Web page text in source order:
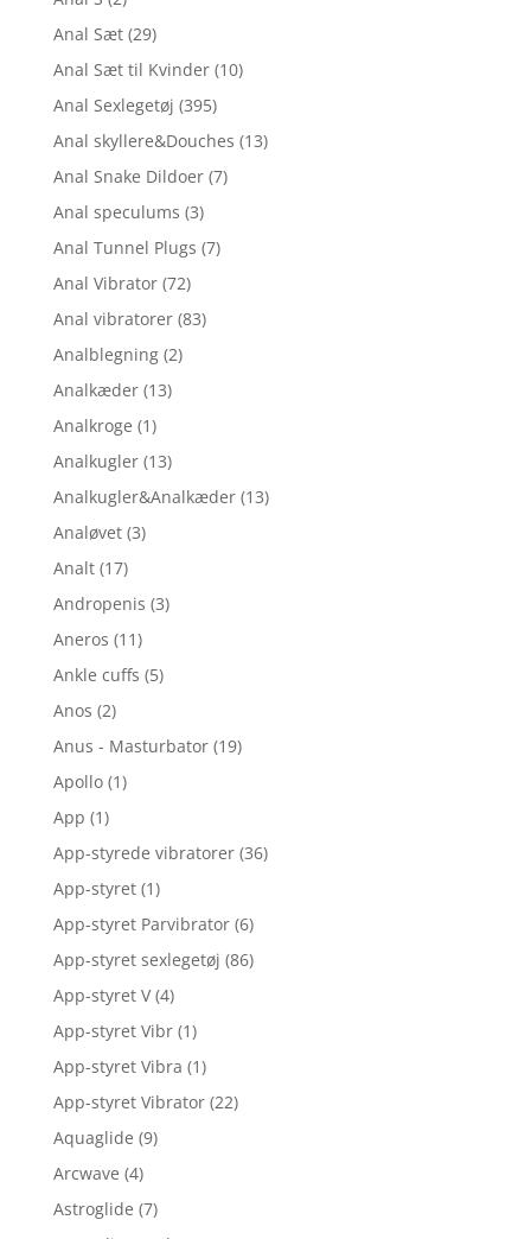
Anal Sæt (29)
Anal Sæt til Kvinder (10)
Anal Sexlegetøj (395)
Anal skyllere&Douches (13)
Anal Snake Dildoer (7)
Anal speculums (3)
Anal Tunnel Plugs (7)
Anal Vibrator (72)
Anal vibratorer (83)
Analblegning (2)
Analkæder (13)
Analkroge (1)
Analkugler (13)
Analkugler&Analkæder (13)
Analøvet (3)
Analt (17)
Andropenis (3)
Aneros (11)
Ankle cuffs (5)
Anos (2)
Anus - Masturbator (19)
Apollo (1)
App (1)
App-styrede vibratorer (36)
App-styret (1)
App-styret Parvibrator (6)
App-styret sexlegetøj (86)
App-styret V (4)
App-styret Vibr (1)
App-styret Vibra (1)
App-styret Vibrator (22)
Aquaglide (9)
Arcwave (4)
Astroglide (7)